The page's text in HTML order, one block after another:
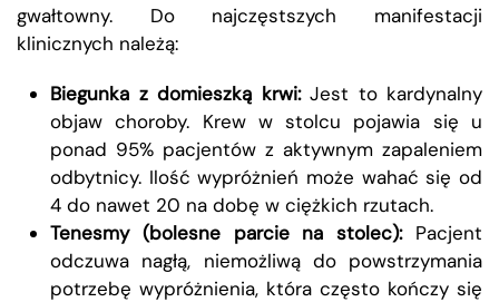
gwałtowny. Do najczęstszych manifestacji
klinicznych należą:
Biegunka z domieszką krwi:Jest to kardynalny
objaw choroby. Krew w stolcu pojawia się u
ponad 95% pacjentów z aktywnym zapaleniem
odbytnicy. Ilość wypróżnień może wahać się od
4 do nawet 20 na dobę w ciężkich rzutach.
Tenesmy (bolesne parcie na stolec):Pacjent
odczuwa nagłą, niemożliwą do powstrzymania
potrzebę wypróżnienia, która często kończy się